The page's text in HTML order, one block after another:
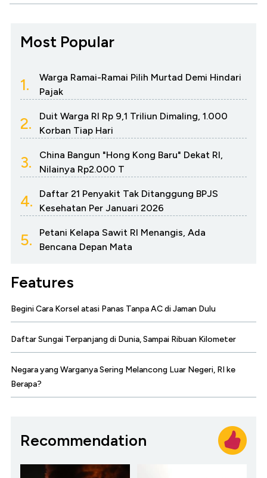
Most Popular
1.
Warga Ramai-Ramai Pilih Murtad Demi Hindari
Pajak
2.
Duit Warga RI Rp 9,1 Triliun Dimaling, 1.000
Korban Tiap Hari
3.
China Bangun "Hong Kong Baru" Dekat RI,
Nilainya Rp2.000 T
4.
Daftar 21 Penyakit Tak Ditanggung BPJS
Kesehatan Per Januari 2026
5.
Petani Kelapa Sawit RI Menangis, Ada
Bencana Depan Mata
Features
Begini Cara Korsel atasi Panas Tanpa AC di Jaman Dulu
Daftar Sungai Terpanjang di Dunia, Sampai Ribuan Kilometer
Negara yang Warganya Sering Melancong Luar Negeri, RI ke
Berapa?
Recommendation